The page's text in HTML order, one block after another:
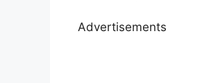
Advertisements